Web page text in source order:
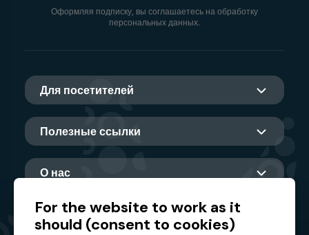
Оформляя подписку, вы соглашаетесь на обработку
персональных данных.
Для посетителей
Полезные ссылки
О нас
Главный партнер
For the website to work as it
should (consent to cookies)